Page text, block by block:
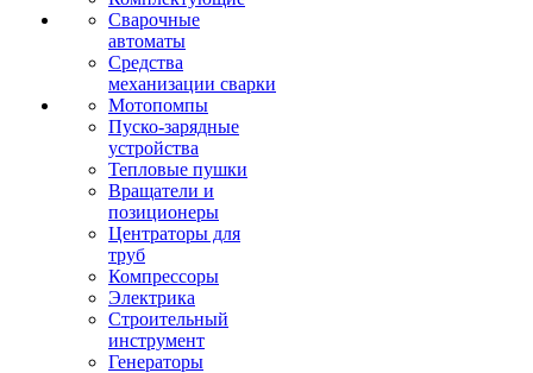
Сварочные
автоматы
Средства
механизации сварки
Мотопомпы
Пуско-зарядные
устройства
Тепловые пушки
Вращатели и
позиционеры
Центраторы для
труб
Компрессоры
Электрика
Строительный
инструмент
Генераторы